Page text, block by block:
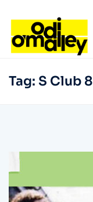
Tag: S Club 8